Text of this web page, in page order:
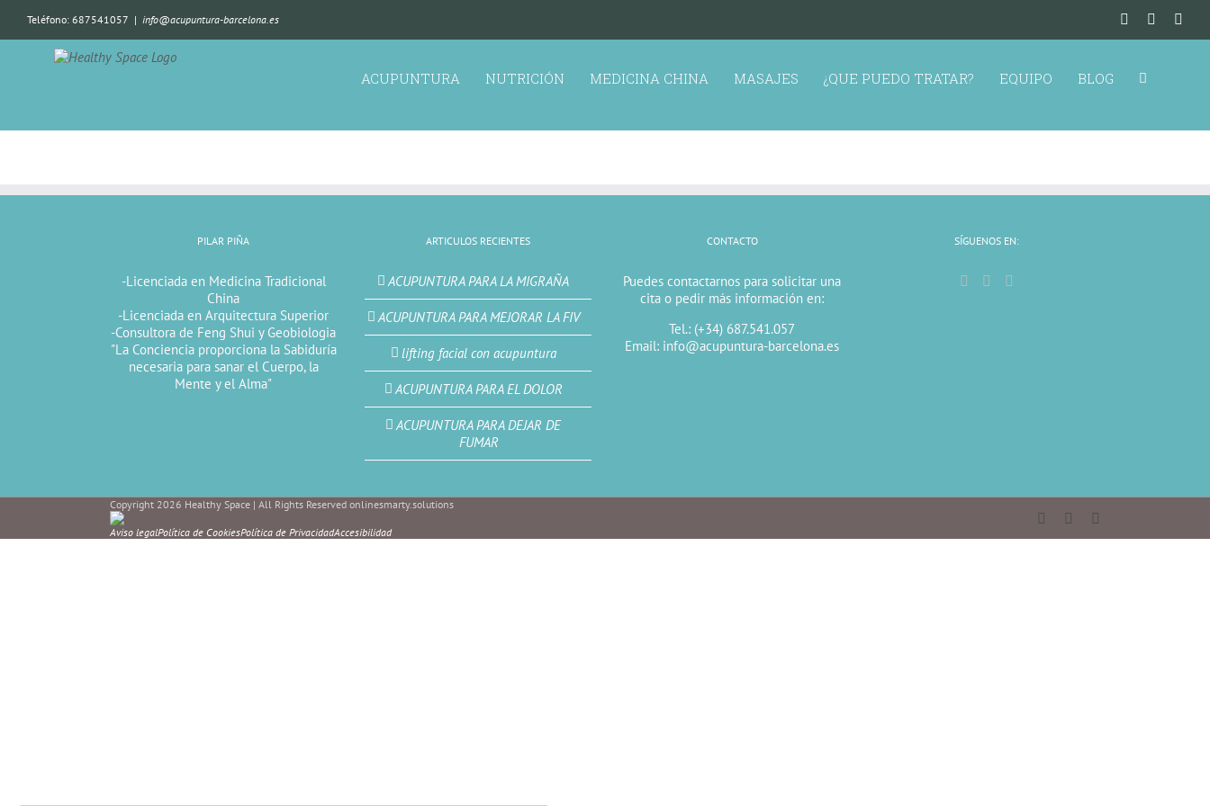
Teléfono: 687541057 | info@acupuntura-barcelona.es
ACUPUNTURA NUTRICIÓN MEDICINA CHINA MASAJES ¿QUE PUEDO TRATAR? EQUIPO BLOG
PILAR PIÑA
-Licenciada en Medicina Tradicional
China
-Licenciada en Arquitectura Superior
-Consultora de Feng Shui y Geobiologia
"La Conciencia proporciona la Sabiduría
necesaria para sanar el Cuerpo, la
Mente y el Alma"
ARTICULOS RECIENTES
ACUPUNTURA PARA LA MIGRAÑA
ACUPUNTURA PARA MEJORAR LA FIV
lifting facial con acupuntura
ACUPUNTURA PARA EL DOLOR
ACUPUNTURA PARA DEJAR DE
FUMAR
CONTACTO
Puedes contactarnos para solicitar una
cita o pedir más información en:
Tel.: (+34) 687.541.057
Email: info@acupuntura-barcelona.es
SÍGUENOS EN:
Copyright 2026 Healthy Space | All Rights Reserved onlinesmarty.solutions
Aviso legalPolítica de CookiesPolítica de PrivacidadAccesibilidad